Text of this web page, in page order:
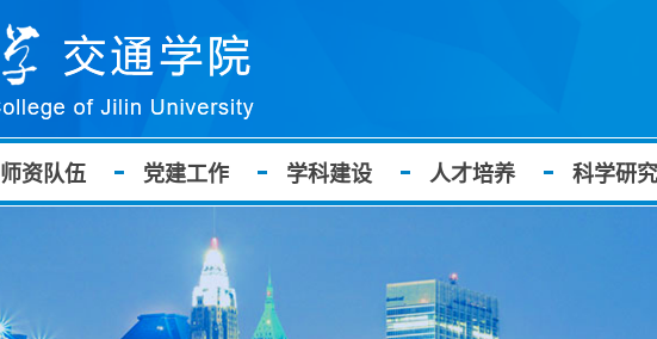
师资队伍 党建工作 学科建设 人才培养 科学研究